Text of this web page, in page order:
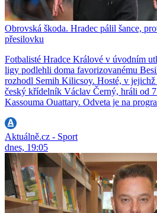
Obrovská škoda. Hradec pálil šance,
přesilovku
Fotbalisté Hradce Králové v úvodním
ligy podlehli doma favorizovanému
rozhodl Semih Kilicsoy. Hosté, v jejichž
český křídelník Václav Černý, hráli od
Kassouma Ouattary. Odveta je na
Aktuálně.cz - Sport
dnes, 19:05